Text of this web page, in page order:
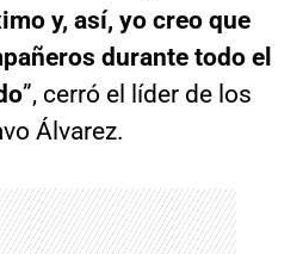
y, así, yo creo que
durante todo el
”, cerró el líder de los
Álvarez.